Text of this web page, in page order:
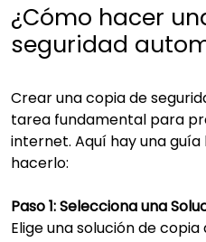
¿Cómo hacer
seguridad
Crear una copia de
tarea fundamental para
internet. Aquí hay una
hacerlo:
Paso 1: Selecciona una
Elige una solución de